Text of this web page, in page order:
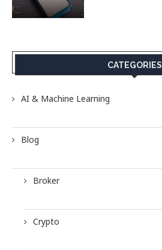
CATEGORIES
AI & Machine Learning
Blog
Broker
Crypto